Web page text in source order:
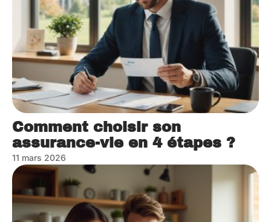
Comment choisir son
assurance-vie en 4 étapes ?
11 mars 2026